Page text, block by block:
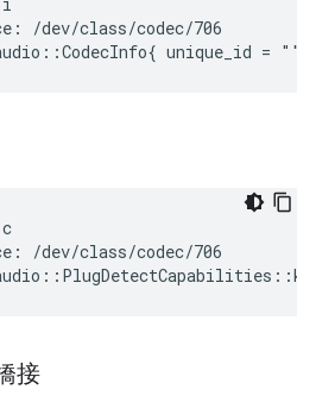
/dev/class/codec/706
/dev/class/codec/706
接